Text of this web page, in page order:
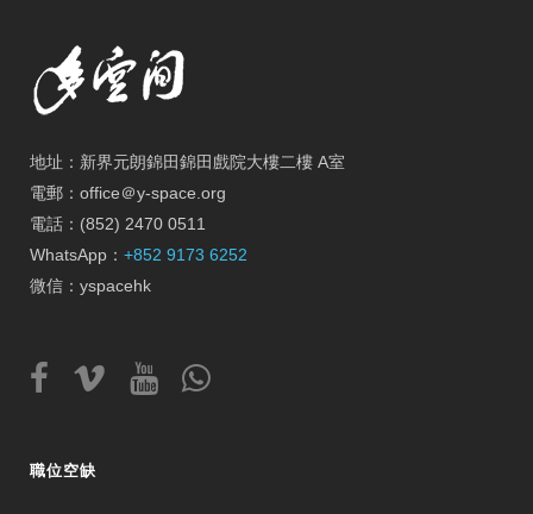
地址：新界元朗錦田錦田戲院大樓二樓 A室
電郵：office＠y-space.org
電話：(852) 2470 0511
WhatsApp： +852 9173 6252
微信：yspacehk
職位空缺